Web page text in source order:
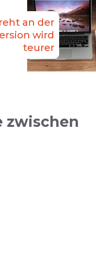
an der
wird
teurer
zwischen